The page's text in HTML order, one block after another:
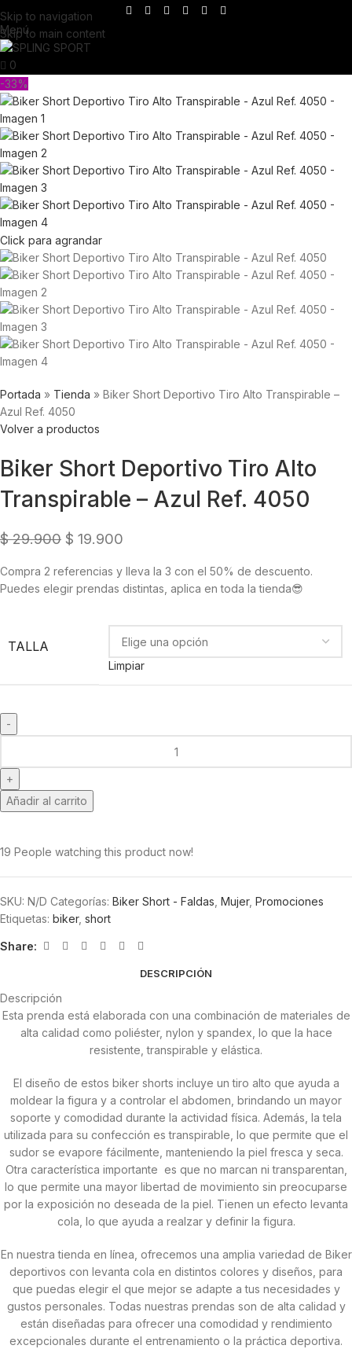
Skip to navigation
Skip to main content
Menú
0
-33%
Click para agrandar
Portada » Tienda » Biker Short Deportivo Tiro Alto Transpirable –
Azul Ref. 4050
Volver a productos
Biker Short Deportivo Tiro Alto
Transpirable – Azul Ref. 4050
$29.900 $ 19.900
Compra 2 referencias y lleva la 3 con el 50% de descuento.
Puedes elegir prendas distintas, aplica en toda la tienda😎
TALLA
Limpiar
Añadir al carrito
19 People watching this product now!
SKU: N/D Categorías: Biker Short - Faldas Mujer, Promociones
Etiquetas: biker, short
Share:
DESCRIPCIÓN
Descripción
Esta prenda está elaborada con una combinación de materiales de
alta calidad como poliéster, nylon y spandex, lo que la hace
resistente, transpirable y elástica.
El diseño de estos biker shorts incluye un tiro alto que ayuda a
moldear la figura y a controlar el abdomen, brindando un mayor
soporte y comodidad durante la actividad física. Además, la tela
utilizada para su confección es transpirable, lo que permite que el
sudor se evapore fácilmente, manteniendo la piel fresca y seca.
Otra característica importante es que no marcan ni transparentan,
lo que permite una mayor libertad de movimiento sin preocuparse
por la exposición no deseada de la piel. Tienen un efecto levanta
cola, lo que ayuda a realzar y definir la figura.
En nuestra tienda en línea, ofrecemos una amplia variedad de Biker
deportivos con levanta cola en distintos colores y diseños, para
que puedas elegir el que mejor se adapte a tus necesidades y
gustos personales. Todas nuestras prendas son de alta calidad y
están diseñadas para ofrecer una comodidad y rendimiento
excepcionales durante el entrenamiento o la práctica deportiva.